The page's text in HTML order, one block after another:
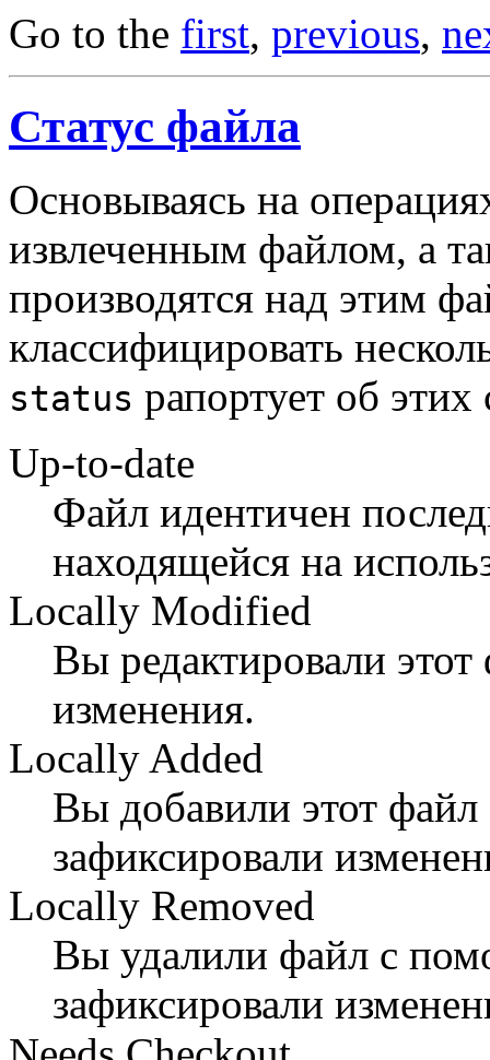
Go to the first, previous,
Статус файла
Основываясь на
извлеченным файлом, а
производятся над этим
классифицировать
status рапортует об
Up-to-date
Файл идентичен
находящейся на
Locally Modified
Вы редактировали
изменения.
Locally Added
Вы добавили этот
зафиксировали
Locally Removed
Вы удалили файл с
зафиксировали